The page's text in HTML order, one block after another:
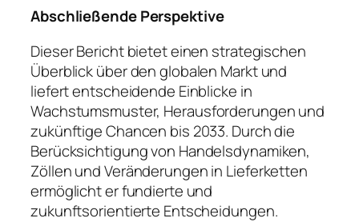
Abschließende Perspektive
Dieser Bericht bietet einen strategischen
Überblick über den globalen Markt und
liefert entscheidende Einblicke in
Wachstumsmuster, Herausforderungen und
zukünftige Chancen bis 2033. Durch die
Berücksichtigung von Handelsdynamiken,
Zöllen und Veränderungen in Lieferketten
ermöglicht er fundierte und
zukunftsorientierte Entscheidungen.